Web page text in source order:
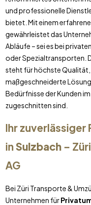
und professionelle
bietet. Mit einem
gewährleistet das
Abläufe – sei es bei privaten
oder Spezialtransporten.
steht für höchste
maßgeschneiderte
Bedürfnisse der Kunden
zugeschnitten sind.
Ihr zuverlässiger
inSulzbach–
AG
Bei Züri Transporte &
Unternehmen für